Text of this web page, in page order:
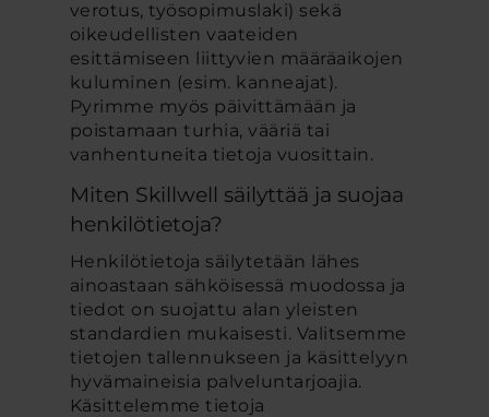
verotus, työsopimuslaki) sekä
oikeudellisten vaateiden
esittämiseen liittyvien määräaikojen
kuluminen (esim. kanneajat).
Pyrimme myös päivittämään ja
poistamaan turhia, vääriä tai
vanhentuneita tietoja vuosittain.
Miten Skillwell säilyttää ja suojaa
henkilötietoja?
Henkilötietoja säilytetään lähes
ainoastaan sähköisessä muodossa ja
tiedot on suojattu alan yleisten
standardien mukaisesti. Valitsemme
tietojen tallennukseen ja käsittelyyn
hyvämaineisia palveluntarjoajia.
Käsittelemme tietoja